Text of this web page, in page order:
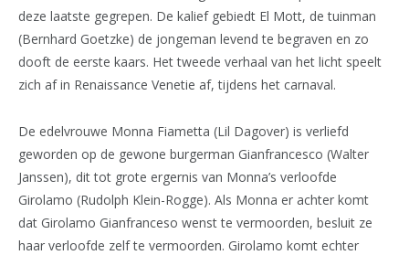
deze laatste gegrepen. De kalief gebiedt El Mott, de tuinman
(Bernhard Goetzke) de jongeman levend te begraven en zo
dooft de eerste kaars. Het tweede verhaal van het licht speelt
zich af in Renaissance Venetie af, tijdens het carnaval.
De edelvrouwe Monna Fiametta (Lil Dagover) is verliefd
geworden op de gewone burgerman Gianfrancesco (Walter
Janssen), dit tot grote ergernis van Monna’s verloofde
Girolamo (Rudolph Klein-Rogge). Als Monna er achter komt
dat Girolamo Gianfranceso wenst te vermoorden, besluit ze
haar verloofde zelf te vermoorden. Girolamo komt echter